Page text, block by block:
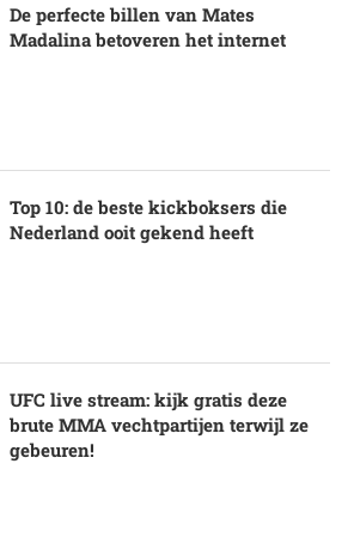
De perfecte billen van Mates
Madalina betoveren het internet
Top 10: de beste kickboksers die
Nederland ooit gekend heeft
UFC live stream: kijk gratis deze
brute MMA vechtpartijen terwijl ze
gebeuren!